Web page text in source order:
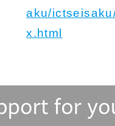
aku/
x.html